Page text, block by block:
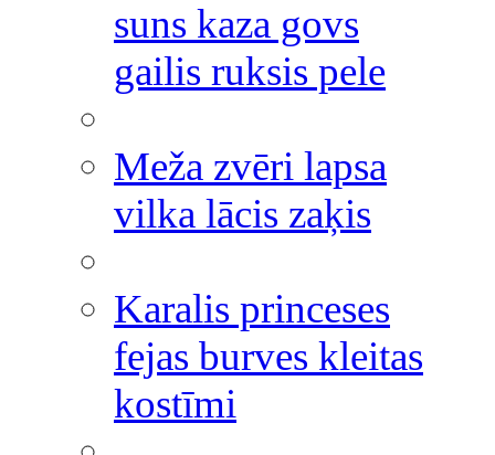
suns kaza govs
gailis ruksis pele
Meža zvēri lapsa
vilka lācis zaķis
Karalis princeses
fejas burves kleitas
kostīmi